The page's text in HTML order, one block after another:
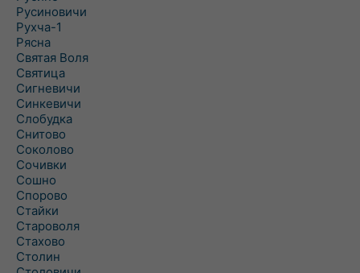
Русиновичи
Рухча-1
Рясна
Святая Воля
Святица
Сигневичи
Синкевичи
Слобудка
Снитово
Соколово
Сочивки
Сошно
Спорово
Стайки
Староволя
Стахово
Столин